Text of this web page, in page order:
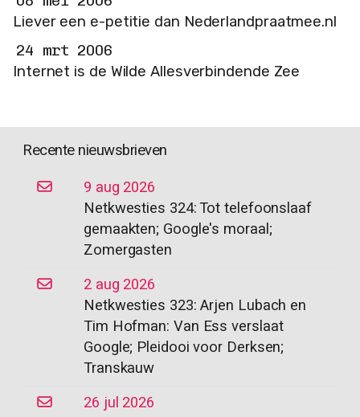
Liever een e-petitie dan Nederlandpraatmee.nl
24 mrt 2006
Internet is de Wilde Allesverbindende Zee
Recente nieuwsbrieven
9 aug 2026
Netkwesties 324: Tot telefoonslaaf
gemaakten; Google's moraal;
Zomergasten
2 aug 2026
Netkwesties 323: Arjen Lubach en
Tim Hofman: Van Ess verslaat
Google; Pleidooi voor Derksen;
Transkauw
26 jul 2026